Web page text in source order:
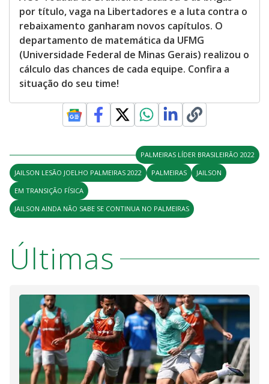
por título, vaga na Libertadores e a luta contra o
rebaixamento ganharam novos capítulos. O
departamento de matemática da UFMG
(Universidade Federal de Minas Gerais) realizou o
cálculo das chances de cada equipe. Confira a
situação do seu time!
PALMEIRAS LÍDER BRASILEIRÃO 2022
JAILSON LESÃO JOELHO PALMEIRAS 2022
PALMEIRAS
JAILSON
EM TRANSIÇÃO FÍSICA
JAILSON AINDA NÃO SABE SE CONTINUA NO PALMEIRAS
Últimas